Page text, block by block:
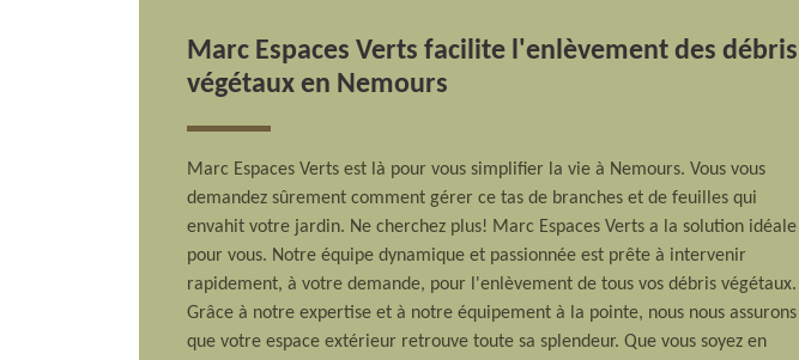
Marc Espaces Verts facilite l'enlèvement des débris
végétaux en Nemours
Marc Espaces Verts est là pour vous simplifier la vie à Nemours. Vous vous
demandez sûrement comment gérer ce tas de branches et de feuilles qui
envahit votre jardin. Ne cherchez plus! Marc Espaces Verts a la solution idéale
pour vous. Notre équipe dynamique et passionnée est prête à intervenir
rapidement, à votre demande, pour l'enlèvement de tous vos débris végétaux.
Grâce à notre expertise et à notre équipement à la pointe, nous nous assurons
que votre espace extérieur retrouve toute sa splendeur. Que vous soyez en